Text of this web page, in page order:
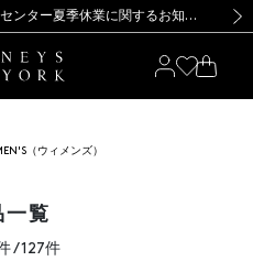
新規登録のお客様も対象！＜MY BARNEYS＞会員のお客様は11,000円（税込）以上のお買上げで常時送料無料！お買い物の際は会員登録を！
止のお知らせ】(2026.8.7) 【オンラインストア カスタマーセンター夏季休業に関するお知らせ】（2026.8.7）
【夏季休業に伴う返品・交換承り一時停止のお知らせ】（2026.8.5）
によるお荷物のお届けについて
のご案内・ご注意事項 新規登録のお客様も対象！＜MY BARNEYS＞会員のお客様は11,000円（税込）以上のお買上げで常時送料無料！お買い物の際は会員登録を！
止のお知らせ】(2026.8.7)
（ウィメンズ）
一覧
/ 127件